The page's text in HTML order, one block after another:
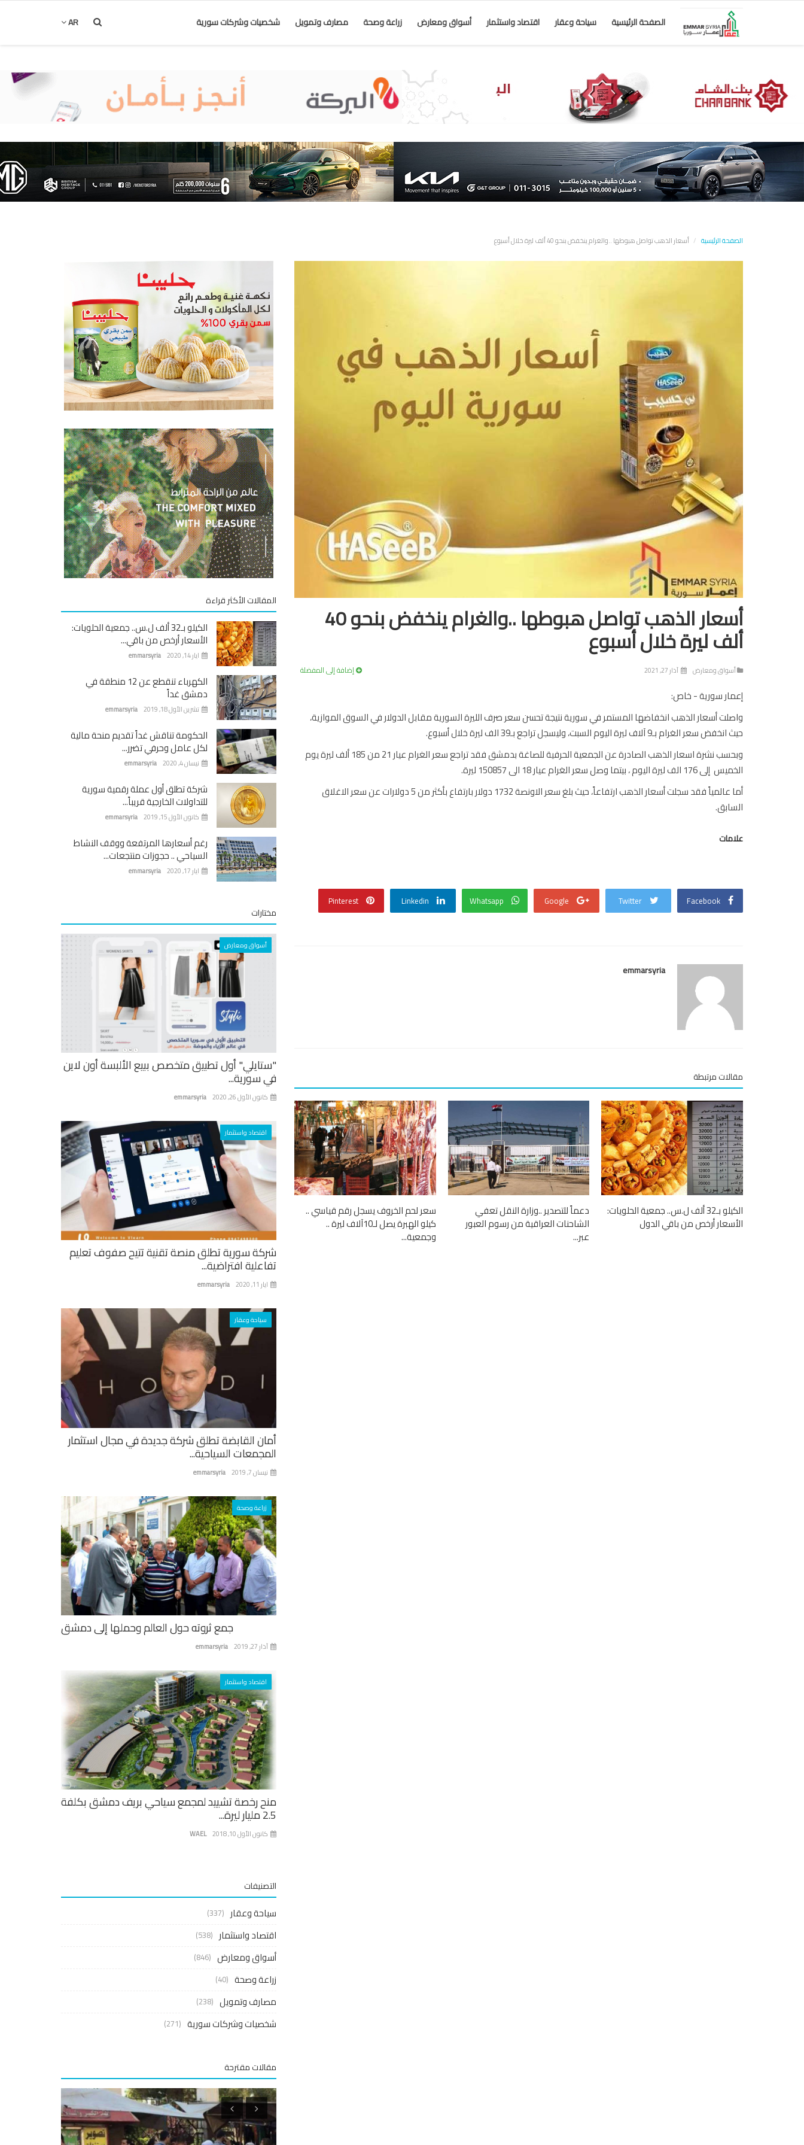
الصفحة الرئيسية سياحة وعقار اقتصاد واستثمار أسواق ومعارض زراعة وصحة مصارف وتمويل شخصيات وشركات سورية AR
الصفحة الرئيسية أسعار الذهب تواصل هبوطها ..والغرام ينخفض بنحو 40 ألف ليرة خلال أسبوع
أسعار الذهب تواصل هبوطها ..والغرام ينخفض بنحو 40
ألف ليرة خلال أسبوع
أسواق ومعارض آذار 27, 2021 إضافة إلى المفضلة
إعمار سورية - خاص:
واصلت أسعار الذهب انخفاضها المستمر في سورية نتيجة تحسن سعر صرف الليرة السورية مقابل الدولار في السوق الموازية،
حيث انخفض سعر الغرام بـ9 آلاف ليرة اليوم السبت، وليسجل تراجع بـ39 الف ليرة خلال أسبوع.
وبحسب نشرة اسعار الذهب الصادرة عن الجمعية الحرفية للصاغة بدمشق فقد تراجع سعر الغرام عيار 21 من 185 ألف ليرة يوم
الخميس إلى 176 الف ليرة اليوم ، بيتما وصل سعر الغرام عيار 18 الى 150857 ليرة.
أما عالمياً فقد سجلت أسعار الذهب ارتفاعاً، حيث بلغ سعر الاونصة 1732 دولار بارتفاع بأكثر من 5 دولارات عن سعر الاغلاق
السابق.
علامات
Facebook
Twitter
Google
Whatsapp
Linkedin
Pinterest
emmarsyria
مقالات مرتبطة
الكيلو بـ32 ألف ل.س.. جمعية الحلويات:
الأسعار أرخص من باقي الدول
دعماً للتصدير ..وزارة النقل تعفي
الشاحنات العراقية من رسوم العبور
عبر...
سعر لحم الخروف يسجل رقم قياسي ..
كيلو الهبرة يصل لـ10آلاف ليرة ..
وجمعية...
المقالات الأكثر قراءة
الكيلو بـ32 ألف ل.س.. جمعية الحلويات:
الأسعار أرخص من باقي...
emmarsyria ايار 14, 2020
الكهرباء تنقطع عن 12 منطقة في
دمشق غداً
emmarsyria تشرين الأول 18, 2019
الحكومة تناقش غداً تقديم منحة مالية
لكل عامل وحرفي تضرر...
emmarsyria نيسان 4, 2020
شركة تطلق أول عملة رقمية سورية
للتداولات الخارجية قريباً...
emmarsyria كانون الأول 15, 2019
رغم أسعارها المرتفعة ووقف النشاط
السياحي .. حجوزات منتجعات...
emmarsyria ايار 17, 2020
مختارات
أسواق ومعارض
"ستايلي" أول تطبيق متخصص ببيع الألبسة أون لاين
في سورية...
emmarsyria كانون الأول 26, 2020
اقتصاد واستثمار
شركة سورية تطلق منصة تقنية تتيح صفوف تعليم
تفاعلية افتراضية...
emmarsyria ايار 11, 2020
سياحة وعقار
أمان القابضة تطلق شركة جديدة في مجال استثمار
المجمعات السياحية...
emmarsyria نيسان 7, 2019
زراعة وصحة
جمع ثروته حول العالم وحملها إلى دمشق
emmarsyria آذار 27, 2019
اقتصاد واستثمار
منح رخصة تشييد لمجمع سياحي بريف دمشق بكلفة
2.5 مليار ليرة...
WAEL كانون الأول 10, 2018
التصنيفات
سياحة وعقار (337)
اقتصاد واستثمار (538)
أسواق ومعارض (846)
زراعة وصحة (40)
مصارف وتمويل (238)
شخصيات وشركات سورية (271)
مقالات مقترحة